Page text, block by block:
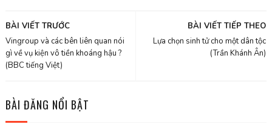
BÀI VIẾT TIẾP THEO
Lựa chọn sinh tử cho một dân tộc
(Trần Khánh Ân)
BÀI VIẾT TRƯỚC
Vingroup và các bên liên quan nói
gì về vụ kiện vô tiền khoáng hậu ?
(BBC tiếng Việt)
BÀI ĐĂNG NỔI BẬT